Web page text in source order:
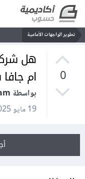
تطوير الواجهات الأمامية
0
ام
بواسطة Zen Eddin Allaham
19 مايو 2025